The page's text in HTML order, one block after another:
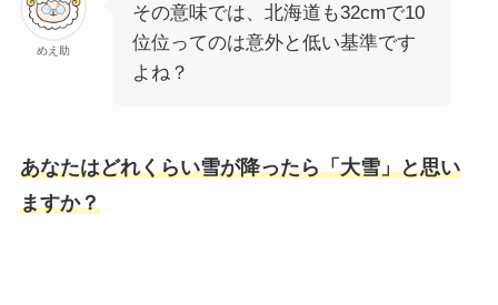
めえ助
その意味では、北海道も32cmで10
位位ってのは意外と低い基準です
よね？
あなたはどれくらい雪が降ったら「大雪」と思い
ますか？